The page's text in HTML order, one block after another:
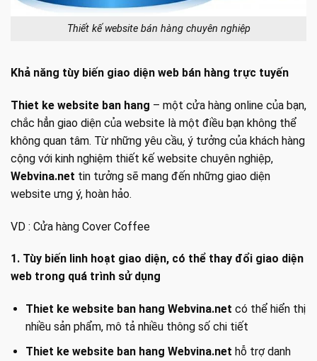
Thiết kế website bán hàng chuyên nghiệp
Khả năng tùy biến giao diện web bán hàng trực tuyến
Thiet ke website ban hang – một cửa hàng online của bạn,
chắc hẳn giao diện của website là một điều bạn không thể
không quan tâm. Từ những yêu cầu, ý tưởng của khách hàng
cộng với kinh nghiệm thiết kế website chuyên nghiệp,
Webvina.net tin tưởng sẽ mang đến những giao diện
website ưng ý, hoàn hảo.
VD : Cửa hàng Cover Coffee
1. Tùy biến linh hoạt giao diện, có thể thay đổi giao diện
web trong quá trình sử dụng
Thiet ke website ban hang Webvina.net có thể hiển thị
nhiều sản phẩm, mô tả nhiều thông số chi tiết
Thiet ke website ban hang Webvina.net hỗ trợ danh